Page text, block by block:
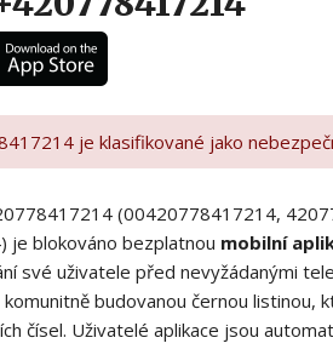
je klasifikované jako
(00420778417214,
je blokováno bezplatnou mobilní
své uživatele před nevyžádanými
budovanou černou listinou,
čísel. Uživatelé aplikace jsou